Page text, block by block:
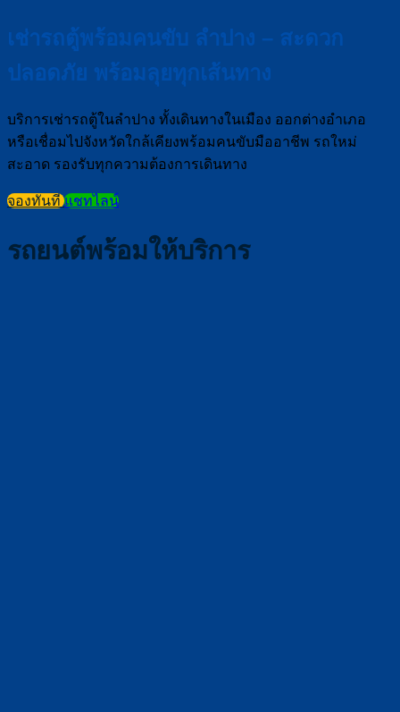
เช่ารถตู้พร้อมคนขับ ลำปาง – สะดวก
ปลอดภัย พร้อมลุยทุกเส้นทาง
บริการเช่ารถตู้ในลำปาง ทั้งเดินทางในเมือง ออกต่างอำเภอ
หรือเชื่อมไปจังหวัดใกล้เคียงพร้อมคนขับมืออาชีพ รถใหม่
สะอาด รองรับทุกความต้องการเดินทาง
จองทันที แชทไลน์
รถยนต์พร้อมให้บริการ